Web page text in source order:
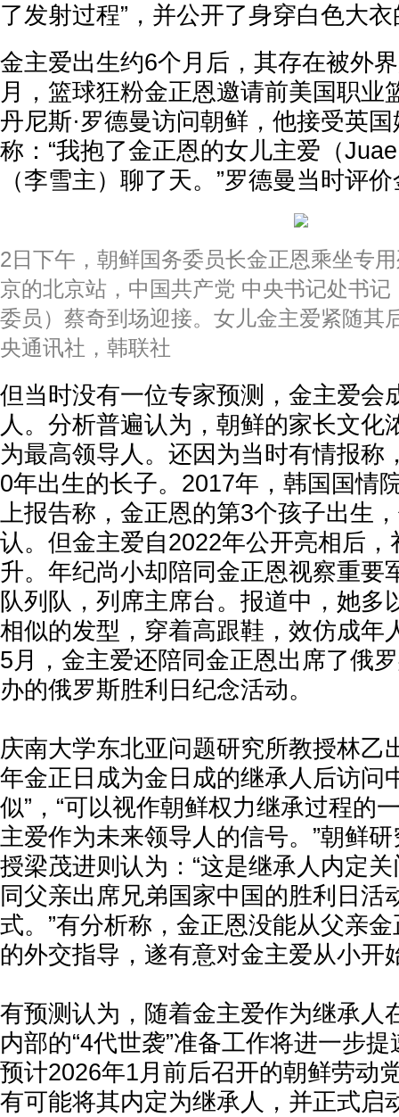
了发射过程”，并公开了身穿白色大
金主爱出生约6个月后，其存在被外
月，篮球狂粉金正恩邀请前美国职业
丹尼斯·罗德曼访问朝鲜，他接受英
称：“我抱了金正恩的女儿主爱（
（李雪主）聊了天。”罗德曼当时评
2日下午，朝鲜国务委员长金正恩乘坐专
京的北京站，中国共产党 中央书记处书
委员）蔡奇到场迎接。女儿金主爱紧随其
央通讯社，韩联社
但当时没有一位专家预测，金主爱会
人。分析普遍认为，朝鲜的家长文化
为最高领导人。还因为当时有情报称
0年出生的长子。2017年，韩国国情
上报告称，金正恩的第3个孩子出生
认。但金主爱自2022年公开亮相后，
升。年纪尚小却陪同金正恩视察重要
队列队，列席主席台。报道中，她多
相似的发型，穿着高跟鞋，效仿成年
5月，金主爱还陪同金正恩出席了俄
办的俄罗斯胜利日纪念活动。
庆南大学东北亚问题研究所教授林乙
年金正日成为金日成的继承人后访问
似”，“可以视作朝鲜权力继承过程的
主爱作为未来领导人的信号。”朝鲜
授梁茂进则认为：“这是继承人内定
同父亲出席兄弟国家中国的胜利日活
式。”有分析称，金正恩没能从父亲
的外交指导，遂有意对金主爱从小开
有预测认为，随着金主爱作为继承人
内部的“4代世袭”准备工作将进一步
预计2026年1月前后召开的朝鲜劳动
有可能将其内定为继承人，并正式启